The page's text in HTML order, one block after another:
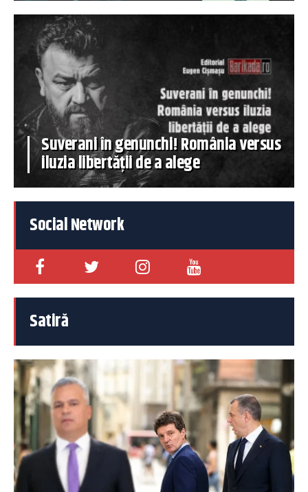
Suverani în genunchi! România versus
iluzia libertății de a alege
Social Network
Satiră